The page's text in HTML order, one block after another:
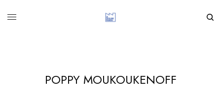
POPPY MOUKOUKENOFF